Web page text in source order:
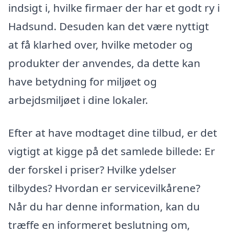
indsigt i, hvilke firmaer der har et godt ry i
Hadsund. Desuden kan det være nyttigt
at få klarhed over, hvilke metoder og
produkter der anvendes, da dette kan
have betydning for miljøet og
arbejdsmiljøet i dine lokaler.
Efter at have modtaget dine tilbud, er det
vigtigt at kigge på det samlede billede: Er
der forskel i priser? Hvilke ydelser
tilbydes? Hvordan er servicevilkårene?
Når du har denne information, kan du
træffe en informeret beslutning om,